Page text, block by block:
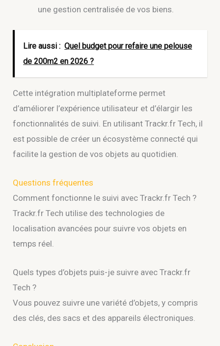
une gestion centralisée de vos biens.
Lire aussi : Quel budget pour refaire une pelouse
de 200m2 en 2026 ?
Cette intégration multiplateforme permet
d’améliorer l’expérience utilisateur et d’élargir les
fonctionnalités de suivi. En utilisant Trackr.fr Tech, il
est possible de créer un écosystème connecté qui
facilite la gestion de vos objets au quotidien.
Questions fréquentes
Comment fonctionne le suivi avec Trackr.fr Tech ?
Trackr.fr Tech utilise des technologies de
localisation avancées pour suivre vos objets en
temps réel.
Quels types d’objets puis-je suivre avec Trackr.fr
Tech ?
Vous pouvez suivre une variété d’objets, y compris
des clés, des sacs et des appareils électroniques.